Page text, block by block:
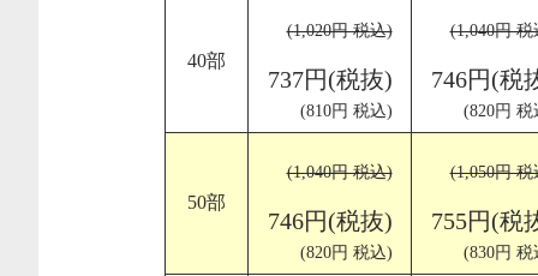
40部
(1,020円 税込)
737円(税抜)
(810円 税込)
(1,040円 税
746円(税
(820円 税
50部
(1,040円 税込)
746円(税抜)
(820円 税込)
(1,050円 税
755円(税
(830円 税